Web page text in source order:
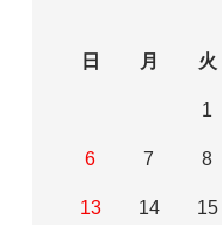
日
月 火
1
6 7 8
13 14 15